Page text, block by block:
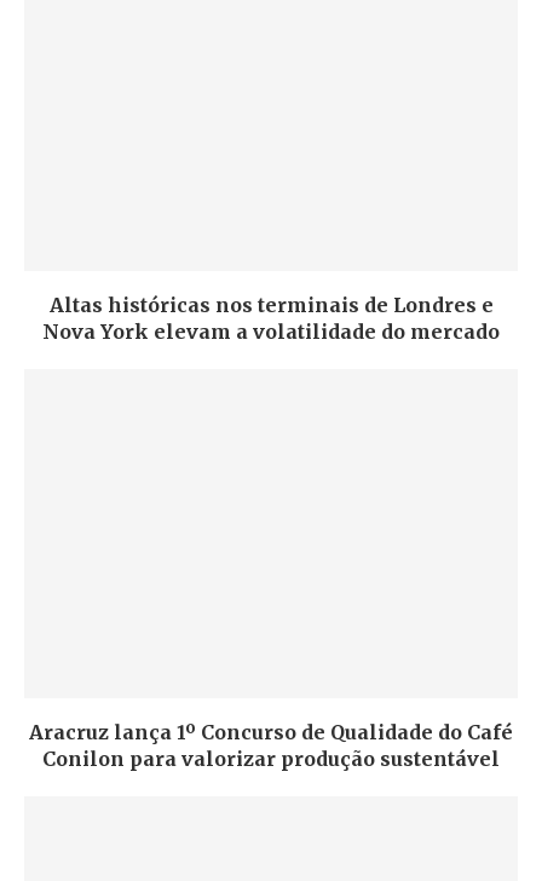
Altas históricas nos terminais de Londres e
Nova York elevam a volatilidade do mercado
Aracruz lança 1º Concurso de Qualidade do Café
Conilon para valorizar produção sustentável